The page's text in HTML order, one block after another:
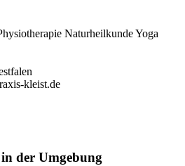
Naturheilkunde Yoga
kleist.de
der Umgebung